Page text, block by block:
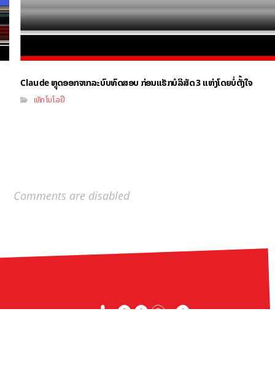
Claude ຫຼຸດອອກຈາກລະບົບທົດສອບ ກ່ອນແຮັກບໍລິສັດ 3 ແຫ່ງໂດຍບໍ່ຕັ້ງໃຈ
ເທັກໂນໂລຢີ
Comments are disabled